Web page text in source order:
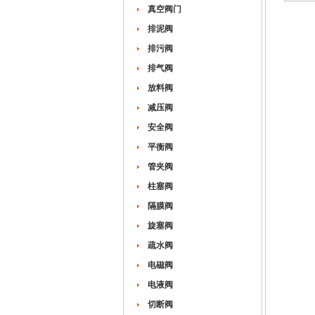
真空阀门
排泥阀
排污阀
排气阀
放料阀
减压阀
安全阀
平衡阀
管夹阀
柱塞阀
隔膜阀
旋塞阀
疏水阀
电磁阀
电液阀
切断阀